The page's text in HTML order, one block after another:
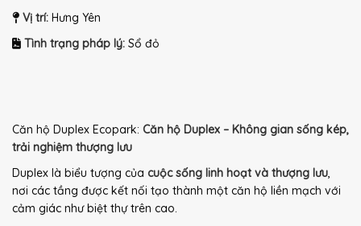
Vị trí: Hưng Yên
Tình trạng pháp lý: Sổ đỏ
Căn hộ Duplex Ecopark: Căn hộ Duplex – Không gian sống kép,
trải nghiệm thượng lưu
Duplex là biểu tượng của cuộc sống linh hoạt và thượng lưu,
nơi các tầng được kết nối tạo thành một căn hộ liền mạch với
cảm giác như biệt thự trên cao.